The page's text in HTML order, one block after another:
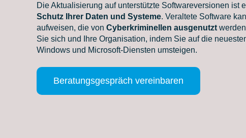
Die Aktualisierung auf unterstützte Softwareversionen ist
Schutz Ihrer Daten und Systeme. Veraltete Software
aufweisen, die von Cyberkriminellen ausgenutzt
Sie sich und Ihre Organisation, indem Sie auf die
Windows und Microsoft-Diensten umsteigen.
Beratungsgespräch vereinbaren